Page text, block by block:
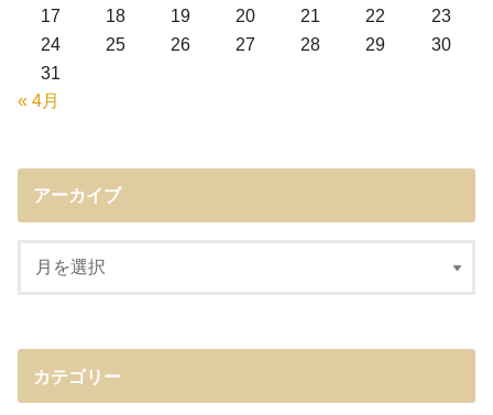
17
18 19 20 21 22
23
24
25 26 27 28 29
30
31
« 4月
アーカイブ
カテゴリー